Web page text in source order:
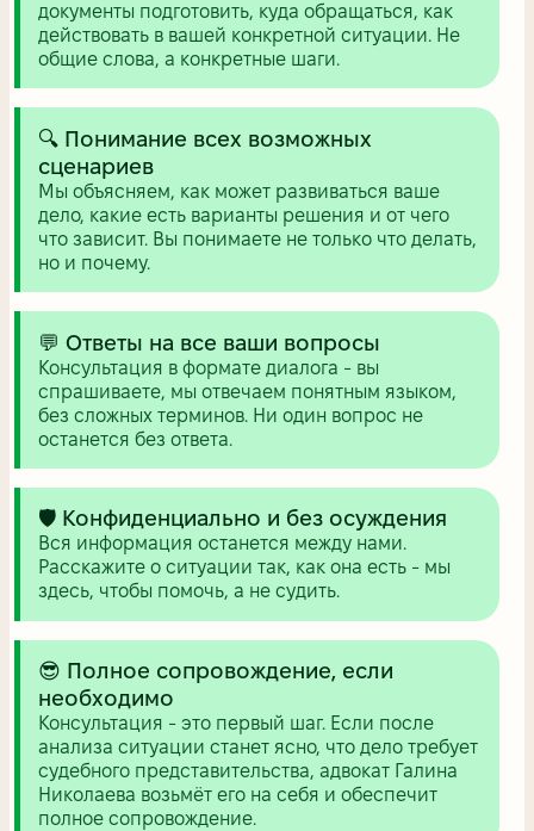
документы подготовить, куда обращаться, как
действовать в вашей конкретной ситуации. Не
общие слова, а конкретные шаги.
🔍 Понимание всех возможных
сценариев
Мы объясняем, как может развиваться ваше
дело, какие есть варианты решения и от чего
что зависит. Вы понимаете не только что делать,
но и почему.
💬 Ответы на все ваши вопросы
Консультация в формате диалога - вы
спрашиваете, мы отвечаем понятным языком,
без сложных терминов. Ни один вопрос не
останется без ответа.
🛡️ Конфиденциально и без осуждения
Вся информация останется между нами.
Расскажите о ситуации так, как она есть - мы
здесь, чтобы помочь, а не судить.
😎 Полное сопровождение, если
необходимо
Консультация - это первый шаг. Если после
анализа ситуации станет ясно, что дело требует
судебного представительства, адвокат Галина
Николаева возьмёт его на себя и обеспечит
полное сопровождение.